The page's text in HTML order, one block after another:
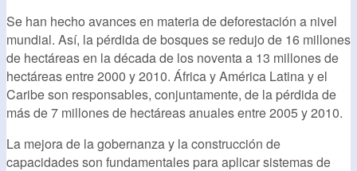
Se han hecho avances en materia de deforestación a nivel
mundial. Así, la pérdida de bosques se redujo de 16 millones
de hectáreas en la década de los noventa a 13 millones de
hectáreas entre 2000 y 2010. África y América Latina y el
Caribe son responsables, conjuntamente, de la pérdida de
más de 7 millones de hectáreas anuales entre 2005 y 2010.
La mejora de la gobernanza y la construcción de
capacidades son fundamentales para aplicar sistemas de